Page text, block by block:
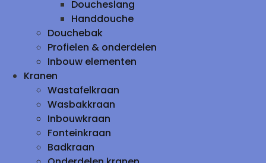
Doucheslang
Handdouche
Douchebak
Profielen & onderdelen
Inbouw elementen
Kranen
Wastafelkraan
Wasbakkraan
Inbouwkraan
Fonteinkraan
Badkraan